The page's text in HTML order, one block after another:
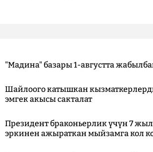
"Мадина" базары 1-августта
Шайлоого катышкан
эмгек акысы сакталат
Президент браконьерлик үчүн 7
эркинен ажыраткан мыйзамга кол